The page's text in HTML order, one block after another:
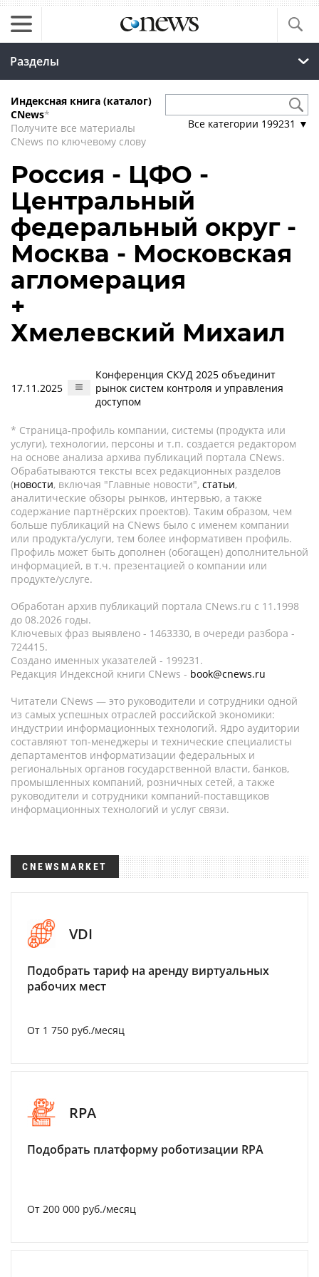
Разделы
Индексная книга (каталог)
CNews*
Получите все материалы
CNews по ключевому слову
Все категории 199231 ▼
Россия - ЦФО -
Центральный
федеральный округ -
Москва - Московская
агломерация
+
Хмелевский Михаил
17.11.2025
Конференция СКУД 2025 объединит
рынок систем контроля и управления
доступом
* Страница-профиль компании, системы (продукта или
услуги), технологии, персоны и т.п. создается редактором
на основе анализа архива публикаций портала CNews.
Обрабатываются тексты всех редакционных разделов
(новости, включая "Главные новости", статьи,
аналитические обзоры рынков, интервью, а также
содержание партнёрских проектов). Таким образом, чем
больше публикаций на CNews было с именем компании
или продукта/услуги, тем более информативен профиль.
Профиль может быть дополнен (обогащен) дополнительной
информацией, в т.ч. презентацией о компании или
продукте/услуге.
Обработан архив публикаций портала CNews.ru c 11.1998
до 08.2026 годы.
Ключевых фраз выявлено - 1463330, в очереди разбора -
724415.
Создано именных указателей - 199231.
Редакция Индексной книги CNews - book@cnews.ru
Читатели CNews — это руководители и сотрудники одной
из самых успешных отраслей российской экономики:
индустрии информационных технологий. Ядро аудитории
составляют топ-менеджеры и технические специалисты
департаментов информатизации федеральных и
региональных органов государственной власти, банков,
промышленных компаний, розничных сетей, а также
руководители и сотрудники компаний-поставщиков
информационных технологий и услуг связи.
CNEWSMARKET
VDI
Подобрать тариф на аренду виртуальных
рабочих мест
От 1 750 руб./месяц
RPA
Подобрать платформу роботизации RPA
От 200 000 руб./месяц